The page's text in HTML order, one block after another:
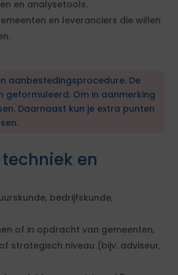
en analysetools.
en leveranciers die willen
aanbestedingsprocedure. De
geformuleerd. Om in aanmerking
Daarnaast kun je extra punten
en
bedrijfskunde,
of in opdracht van gemeenten,
strategisch niveau (bijv. adviseur,